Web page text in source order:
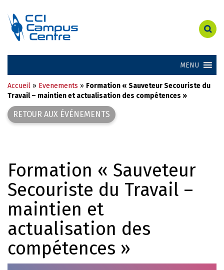
MENU
Accueil » Evenements » Formation « Sauveteur Secouriste du
Travail – maintien et actualisation des compétences »
RETOUR AUX ÉVÉNEMENTS
Formation « Sauveteur
Secouriste du Travail –
maintien et
actualisation des
compétences »